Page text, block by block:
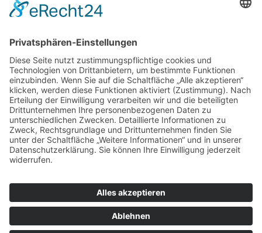
Die Datenschutzerklärung
Kenntnis genommen.
© WAMATEC GmbH Impressum
Datenschutz
Kontakt